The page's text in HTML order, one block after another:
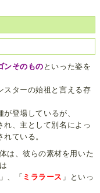
ンそのもの といった姿を
スターの始祖と言える存
が登場しているが、
れ、主として別名によっ
ている。
は、彼らの素材を用いた
」、「 ミララース 」といっ